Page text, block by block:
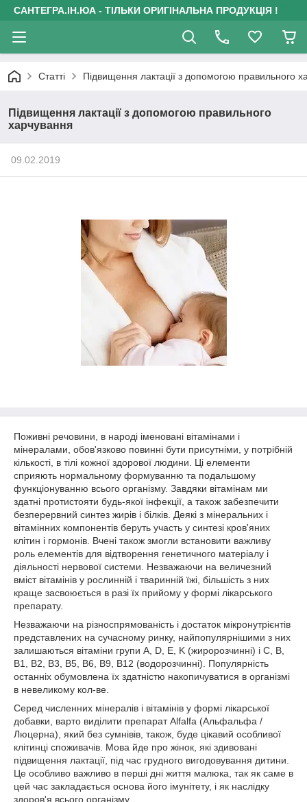
САНТЕГРА.ІН.ЮА - ТІЛЬКИ ОРИГІНАЛЬНА ПРОДУКЦІЯ !
Статті Підвищення лактації з допомогою правильного
Підвищення лактації з допомогою правильного
харчування
09.02.2019
Поживні речовини, в народі іменовані вітамінами і
мінералами, обов'язково повинні бути присутніми, у потрібній
кількості, в тілі кожної здорової людини. Ці елементи
сприяють нормальному формуванню та подальшому
функціонуванню всього організму. Завдяки вітамінам ми
здатні протистояти будь-якої інфекції, а також забезпечити
безперервний синтез жирів і білків. Деякі з мінеральних і
вітамінних компонентів беруть участь у синтезі кров'яних
клітин і гормонів. Вчені також змогли встановити важливу
роль елементів для відтворення генетичного матеріалу і
діяльності нервової системи. Незважаючи на величезний
вміст вітамінів у рослинній і тваринній їжі, більшість з них
краще засвоюється в разі їх прийому у формі лікарського
препарату.
Незважаючи на різноспрямованість і достаток мікронутрієнтів
представлених на сучасному ринку, найпопулярнішими з них
залишаються вітаміни групи A, D, E, K (жиророзчинні) і C, B,
B1, B2, B3, B5, B6, B9, B12 (водорозчинні). Популярність
останніх обумовлена їх здатністю накопичуватися в організмі
в невеликому кол-ве.
Серед численних мінералів і вітамінів у формі лікарської
добавки, варто виділити препарат Alfalfa (Альфальфа /
Люцерна), який без сумнівів, також, буде цікавий особливої
клітинці споживачів. Мова йде про жінок, які здивовані
підвищення лактації, під час грудного вигодовування дитини.
Це особливо важливо в перші дні життя малюка, так як саме в
цей час закладається основа його імунітету, і як наслідку
здоров'я всього організму.